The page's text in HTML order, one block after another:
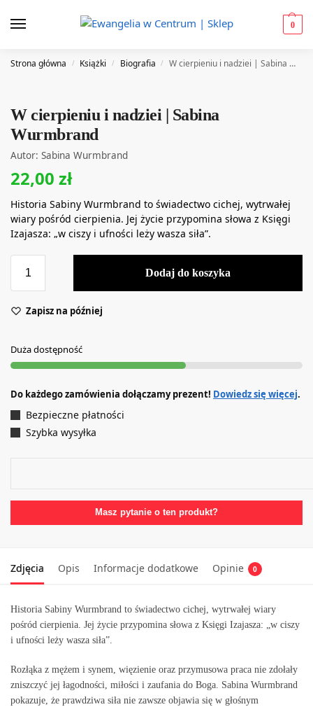
0
Strona główna / Książki / Biografia / W cierpieniu i nadziei | Sabina Wurmbrand
W cierpieniu i nadziei | Sabina
Wurmbrand
Autor: Sabina Wurmbrand
22,00 zł
Historia Sabiny Wurmbrand to świadectwo cichej, wytrwałej
wiary pośród cierpienia. Jej życie przypomina słowa z Księgi
Izajasza: „w ciszy i ufności leży wasza siła”.
Dodaj do koszyka
Zapisz na później
Duża dostępność
Do każdego zamówienia dołączamy prezent! Dowiedz się więcej.
Bezpieczne płatności
Szybka wysyłka
Masz pytanie o ten produkt?
Zdjęcia Opis Informacje dodatkowe Opinie 0
Historia Sabiny Wurmbrand to świadectwo cichej, wytrwałej wiary
pośród cierpienia. Jej życie przypomina słowa z Księgi Izajasza: „w ciszy
i ufności leży wasza siła”.
Rozłąka z mężem i synem, więzienie oraz przymusowa praca nie zdołały
zniszczyć jej łagodności, miłości i zaufania do Boga. Sabina Wurmbrand
pokazuje, że prawdziwa siła nie zawsze objawia się w głośnym